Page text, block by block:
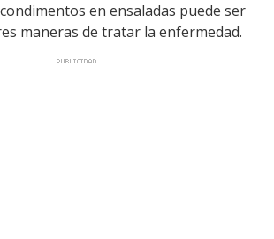
en ensaladas puede ser
maneras de tratar la enfermedad.